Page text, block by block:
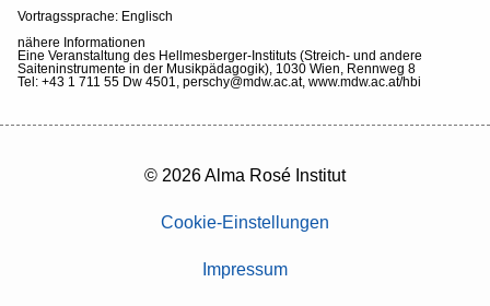
Vortragssprache: Englisch
nähere Informationen
Eine Veranstaltung des Hellmesberger-Instituts (Streich- und andere
Saiteninstrumente in der Musikpädagogik), 1030 Wien, Rennweg 8
Tel: +43 1 711 55 Dw 4501, perschy@mdw.ac.at, www.mdw.ac.at/hbi
© 2026 Alma Rosé Institut
Cookie-Einstellungen
Impressum